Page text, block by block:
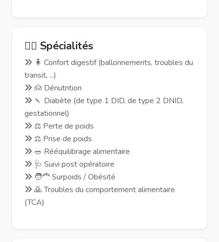
🧑‍⚕️ Spécialités
🧍 Confort digestif (ballonnements, troubles du
transit, ...)
🙍 Dénutrition
🍡 Diabète (de type 1 DID, de type 2 DNID,
gestationnel)
⚖️ Perte de poids
⚖️ Prise de poids
🥗 Rééquilibrage alimentaire
🩺 Suivi post opératoire
🧑‍🦰 Surpoids / Obésité
🙇 Troubles du comportement alimentaire
(TCA)